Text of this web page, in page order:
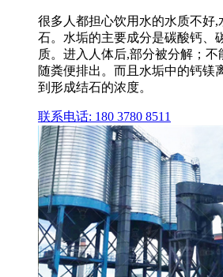
很多人都担心饮用水的水质不好
石。水垢的主要成分是碳酸钙、
质。进入人体后,部分被分解；
随粪便排出。而且水垢中的钙镁
到形成结石的浓度。
联系电话: 180 3780 8511